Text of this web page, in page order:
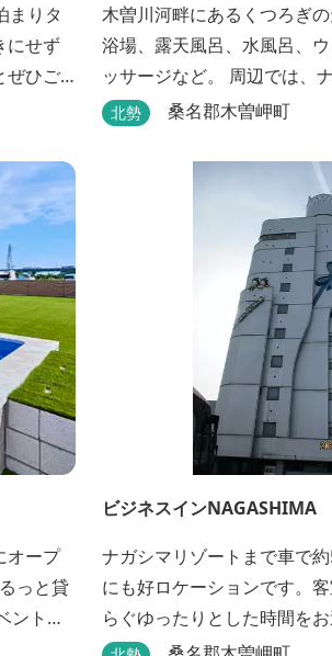
まりタ
にせず
ぜひご
木曽川河畔にあるくつろぎ
浴場、露天風呂、水風呂、
ッサージなど。 周辺では、
国営木曽三川公園が楽しめま
北勢 桑名郡木曽岬町
オープ
っと貸
ントや
ード
ビジネスインNAGASHIMA
ナガシマリゾートまで車で
にも好ロケーションです。
らぐゆったりとした時間をお